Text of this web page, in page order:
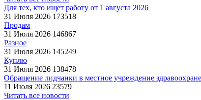
Для тех, кто ищет работу от 1 августа 2026
31 Июля 2026 173518
Продам
31 Июля 2026 146867
Разное
31 Июля 2026 145249
Куплю
31 Июля 2026 138478
Обращение лидчанки в местное учреждение
11 Июля 2026 23579
Читать все новости